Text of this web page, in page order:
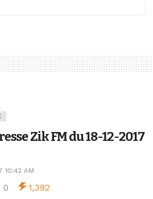
Zik FM du 18-12-2017
10:42 AM
0 1,392